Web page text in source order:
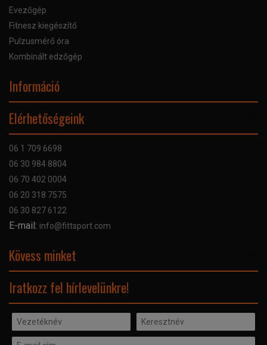
Evezőgép
Fitnesz kiegészítő
Pulzusmérő óra
Kombinált edzőgép
Információ
Bankkártyás fizetés
Adatvédelmi nyilatkozat
Elérhetőségeink
06 1 709 6698
06 30 984 8804
06 70 402 0004
06 20 318 7575
06 30 827 6122
E-mail: info@fittsport.com
Kövess minket
Iratkozz fel hírlevelünkre!